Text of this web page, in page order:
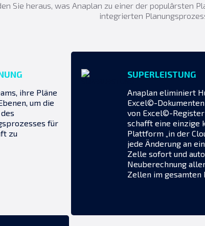
Sie heraus, was Anaplan zu einer der populärsten
integrierten
ihre Pläne
um die
für
zu
SUPERLEISTUNG
Anaplan eliminiert
Excel©-Dokumenten
von Excel©-
schafft eine einzige
Plattform „in der
jede Änderung an
Zelle sofort und
Neuberechnung
Zellen im gesamten